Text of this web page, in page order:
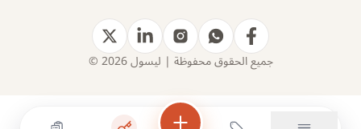
جميع الحقوق محفوظة | ليسول 2026 ©